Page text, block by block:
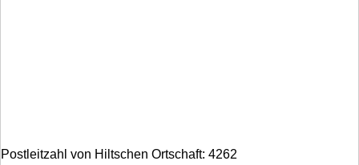
Postleitzahl von Hiltschen Ortschaft: 4262